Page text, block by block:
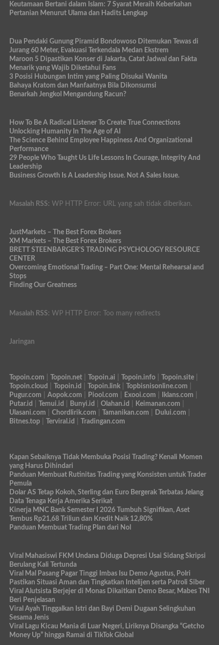
Keutamaan Bertani dalam Islam: 7 Syarat Meraih Keberkahan
Pertanian Menurut Ulama dan Hadits Lengkap
Dua Pendaki Gunung Piramid Bondowoso Ditemukan Tewas di
Jurang 60 Meter, Evakuasi Terkendala Medan Ekstrem
Maroon 5 Dipastikan Konser di Jakarta, Catat Jadwal dan Fakta
Menarik yang Wajib Diketahui Fans
3 Posisi Hubungan Intim yang Paling Disukai Wanita
Bahaya Kratom dan Manfaatnya Bila Dikonsumsi
Benarkah Jengkol Mengandung Racun?
How To Be A Radical Listener To Create True Connections
Unlocking Humanity In The Age of AI
The Science Behind Employee Happiness And Organizational
Performance
29 People Who Taught Us Life Lessons In Courage, Integrity And
Leadership
Business Growth Is A Leadership Issue. Not A Sales Issue.
Masalah RSS: WP HTTP Error: URL yang sah tidak diberikan.
JustMarkets – The Best Forex Brokers
XM Markets – The Best Forex Brokers
BRETT STEENBARGER'S TRADING PSYCHOLOGY RESOURCE
CENTER
Overcoming Emotional Trading – Part One: Mental Rehearsal and
Stops
Finding Our Greatness
Masalah RSS: WP HTTP Error: Too many redirects
Jaringan
Topoin.com Topoin.net| Topoin.ai Topoin.info| Topoin.site|
Topoin.cloud
Topoin.id Topoin.link| Topbisnisonline.com
Pugur.com
Aopok.com Piool.com Exooi.com Iklans.com
Putar.id
Temui.id Bunyi.id Olahan.id Keimanan.com
Ulasani.com
Chordlirik.com Tamanikan.com Dului.com
Bitnes.top| Terviral.id Tradingan.com
Kapan Sebaiknya Tidak Membuka Posisi Trading? Kenali Momen
yang Harus Dihindari
Panduan Membuat Rutinitas Trading yang Konsisten untuk Trader
Pemula
Dolar AS Tetap Kokoh, Sterling dan Euro Bergerak Terbatas Jelang
Data Tenaga Kerja Amerika Serikat
Kinerja MNC Bank Semester I 2026 Tumbuh Signifikan, Aset
Tembus Rp21,68 Triliun dan Kredit Naik 12,80%
Panduan Membuat Trading Plan dari Nol
Viral Mahasiswi FKM Undana Diduga Depresi Usai Sidang Skripsi
Berulang Kali Tertunda
Viral Mal Pasang Pagar Tinggi Imbas Isu Demo Agustus, Polri
Pastikan Situasi Aman dan Tingkatkan Intelijen serta Patroli Siber
Viral Alutsista Berjejer di Monas Dikaitkan Demo Besar, Mabes TNI
Beri Penjelasan
Viral Ayah Tinggalkan Istri dan Bayi Demi Dugaan Selingkuhan
Sesama Jenis
Viral Lagu Kicau Mania di Luar Negeri, Liriknya Disangka “Getcho
Money Up” hingga Ramai di TikTok Global